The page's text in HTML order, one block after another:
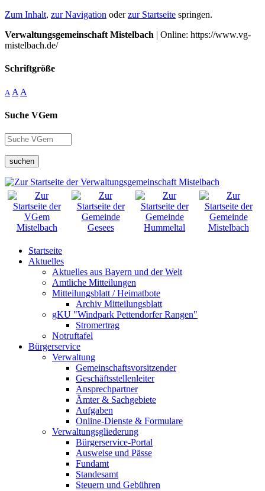
Zum Inhalt, zur Navigation oderzur Startseite springen.
Verwaltungsgemeinschaft Mistelbach | Online: https://www.vg-
mistelbach.de/
Schriftgröße
A A A
Suche VGem
suchen
Startseite
Aktuelles
Aktuelles aus Bayern und der Welt
Amtliche Mitteilungen
Mitteilungsblatt / Heimatbote
Archiv Mitteilungsblatt
gKU "Windpark Pettendorfer Rangen"
Stromertrag
Notruftafel
Bürgerservice
Verwaltung
Gemeinschaftsvorsitzender
Geschäftsstellenleiter
Ansprechpartner
Ämter & Sachgebiete
Aufgaben
Online-Dienste & Formulare
Verwaltungsgliederung
Bürgerservice-Portal
Ausweise und Pässe
Fundamt
Standesamt
Steuern und Gebühren